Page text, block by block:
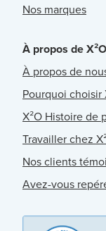
Nos marques
À propos de
À propos de
Pourquoi choisir
X²O Histoire de
Travailler chez
Nos clients
Avez-vous